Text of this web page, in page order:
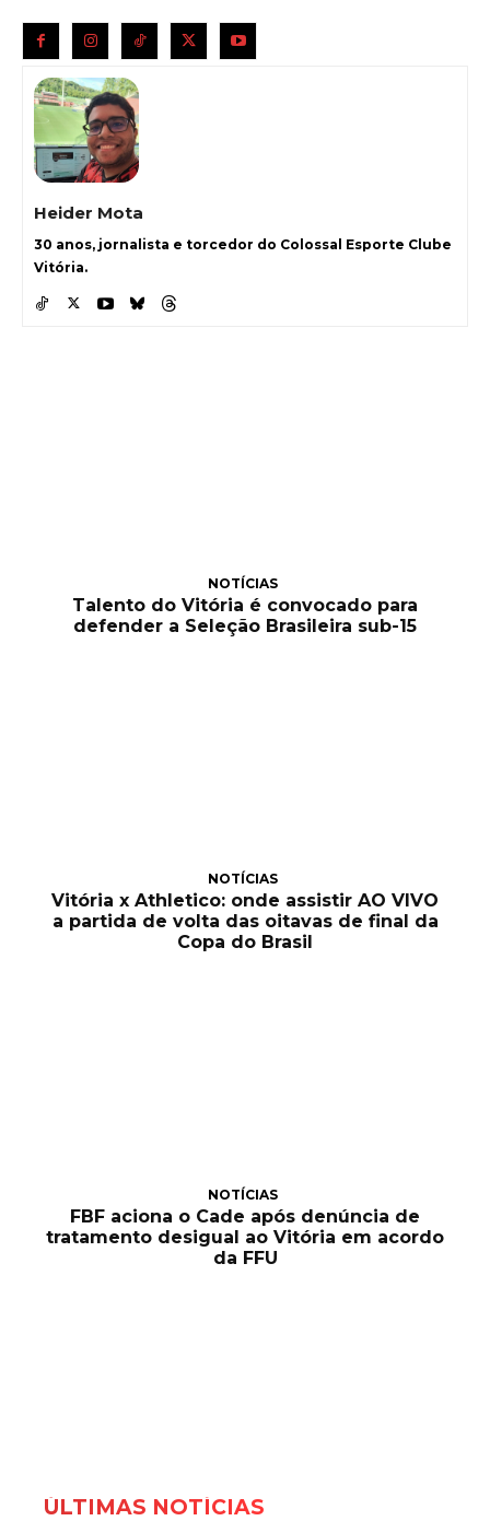
Heider Mota
30 anos, jornalista e torcedor do Colossal Esporte Clube
Vitória.
NOTÍCIAS
Talento do Vitória é convocado para
defender a Seleção Brasileira sub-15
NOTÍCIAS
Vitória x Athletico: onde assistir AO VIVO
a partida de volta das oitavas de final da
Copa do Brasil
NOTÍCIAS
FBF aciona o Cade após denúncia de
tratamento desigual ao Vitória em acordo
da FFU
ÚLTIMAS NOTÍCIAS